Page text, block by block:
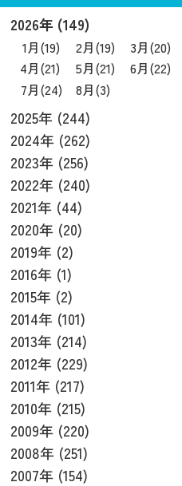
2026年 (149)
1月(19) 2月(19) 3月(20)
4月(21) 5月(21) 6月(22)
7月(24) 8月(3)
2025年 (244)
2024年 (262)
2023年 (256)
2022年 (240)
2021年 (44)
2020年 (20)
2019年 (2)
2016年 (1)
2015年 (2)
2014年 (101)
2013年 (214)
2012年 (229)
2011年 (217)
2010年 (215)
2009年 (220)
2008年 (251)
2007年 (154)